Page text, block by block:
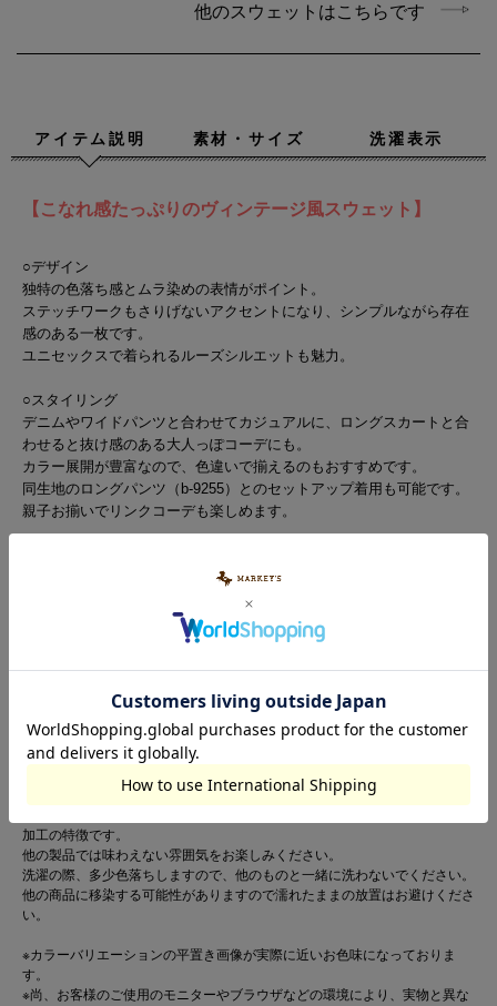
他のスウェットはこちらです
アイテム説明 素材・サイズ 洗濯表示
【こなれ感たっぷりのヴィンテージ風スウェット】
○デザイン
独特の色落ち感とムラ染めの表情がポイント。
ステッチワークもさりげないアクセントになり、シンプルながら存在
感のある一枚です。
ユニセックスで着られるルーズシルエットも魅力。
○スタイリング
デニムやワイドパンツと合わせてカジュアルに、ロングスカートと合
わせると抜け感のある大人っぽコーデにも。
カラー展開が豊富なので、色違いで揃えるのもおすすめです。
同生地のロングパンツ（b-9255）とのセットアップ着用も可能です。
親子お揃いでリンクコーデも楽しめます。
ほどよい厚みで柔らかく、肌なじみの良いスウェット素材。
ムラ感のあるヴィンテージ加工で、こなれた風合いが魅力。
■80～95cm のみ肩ボタン付き
■ネームタグ付き
この製品は特殊加工をしています。
加工の特徴です。
他の製品では味わえない雰囲気をお楽しみください。
洗濯の際、多少色落ちしますので、他のものと一緒に洗わないでください。
他の商品に移染する可能性がありますので濡れたままの放置はお避けくださ
い。
※カラーバリエーションの平置き画像が実際に近いお色味になっておりま
す。
※尚、お客様のご使用のモニターやブラウザなどの環境により、実物と異な